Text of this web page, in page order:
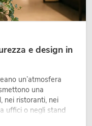
e design in
un’atmosfera
una
nei ristoranti, nei
uffici o negli stand
è ormai parte